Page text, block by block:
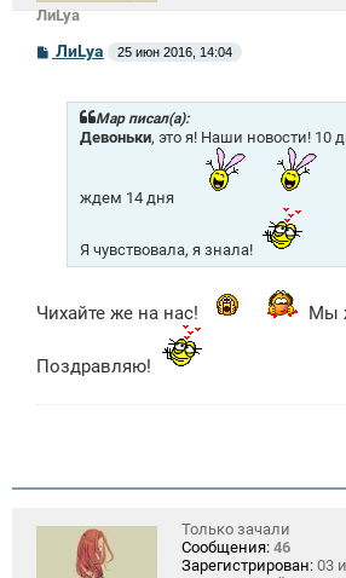
ЛиLya
С
ЛиLya 25 июн 2016, 14:04
Mар писал(а):
Девоньки, это я! Наши новости! 10
ждем 14 дня
Я чувствовала, я знала!
Чихайте же на нас! Мы
Поздравляю!
Только зачали
Сообщения: 46
Зарегистрирован: 03